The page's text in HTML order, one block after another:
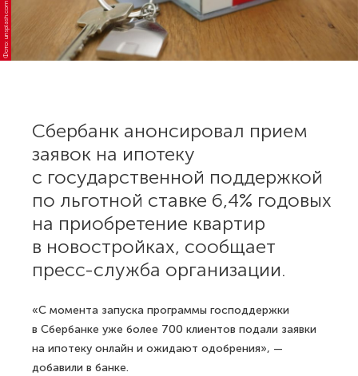
Фото: unsplash.com
Сбербанк анонсировал прием
заявок на ипотеку
с государственной поддержкой
по льготной ставке 6,4% годовых
на приобретение квартир
в новостройках, сообщает
пресс-служба организации.
«С момента запуска программы господдержки
в Сбербанке уже более 700 клиентов подали заявки
на ипотеку онлайн и ожидают одобрения», —
добавили в банке.